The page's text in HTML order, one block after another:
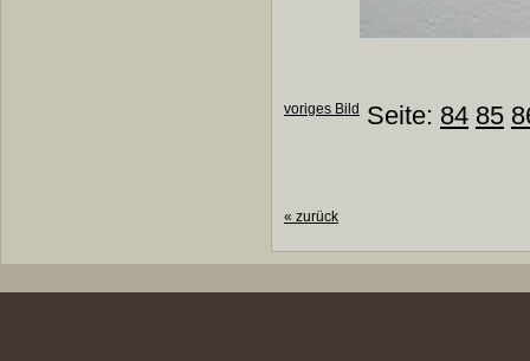
voriges Bild Seite: 84 85
« zurück